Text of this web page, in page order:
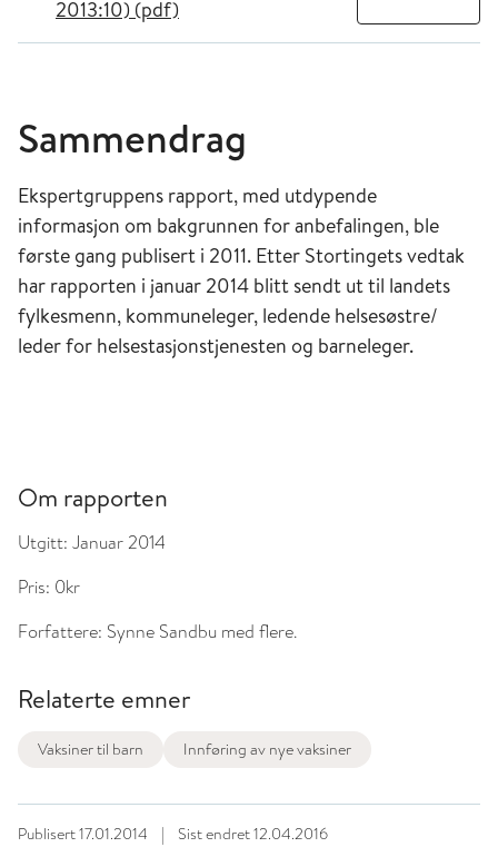
2013:10) (pdf)
Sammendrag
Ekspertgruppens rapport, med utdypende
informasjon om bakgrunnen for anbefalingen, ble
første gang publisert i 2011. Etter Stortingets vedtak
har rapporten i januar 2014 blitt sendt ut til landets
fylkesmenn, kommuneleger, ledende helsesøstre/
leder for helsestasjonstjenesten og barneleger.
Om rapporten
Utgitt: Januar 2014
Pris: 0kr
Forfattere: Synne Sandbu med flere.
Relaterte emner
Vaksiner til barn Innføring av nye vaksiner
Publisert17.01.2014 | Sist endret12.04.2016